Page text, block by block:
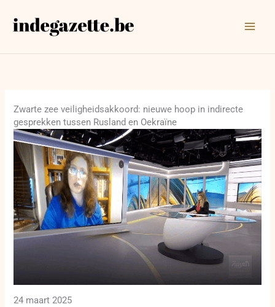
naar
Zwarte zee veiligheidsakkoord: nieuwe hoop in indirecte
gesprekken tussen Rusland en Oekraïne
24 maart 2025